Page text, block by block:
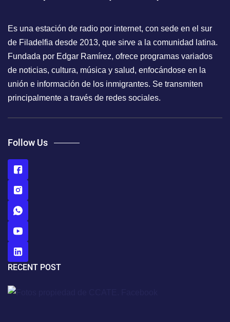
Es una estación de radio por internet, con sede en el sur
de Filadelfia desde 2013, que sirve a la comunidad latina.
Fundada por Edgar Ramírez, ofrece programas variados
de noticias, cultura, música y salud, enfocándose en la
unión e información de los inmigrantes. Se transmiten
principalmente a través de redes sociales.
Follow Us
RECENT POST